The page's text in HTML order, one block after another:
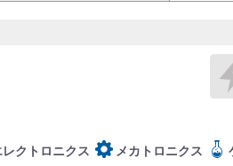
(FAQ)・用語集
レクトロニクス メカトロニクス